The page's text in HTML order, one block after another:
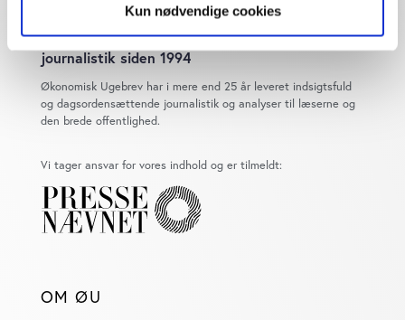
Hvis du tillader det, vil vi også gerne:
Indsamle præcise oplysninger om din placering,
der kan være nøjagtig inden for få meter
Identificere din enhed baseret på en scanning af
dens unikke karakteristika (fingerprinting)
Vi bruger cookies til at tilpasse vores indhold og
annoncer, til at vise dig funktioner til sociale medier og til
analysepartnere. Vores partnere kan kombinere disse
Kun nødvendige cookies
Dybdegående og original
journalistik siden 1994
Økonomisk Ugebrev har i mere end 25 år leveret indsigtsfuld
og dagsordensættende journalistik og analyser til læserne og
den brede offentlighed.
Vi tager ansvar for vores indhold og er tilmeldt:
OM ØU